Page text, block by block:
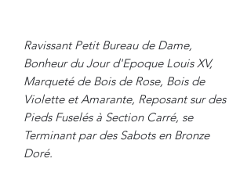
Ravissant Petit Bureau de Dame,
Bonheur du Jour d'Epoque Louis XV,
Marqueté de Bois de Rose, Bois de
Violette et Amarante, Reposant sur des
Pieds Fuselés à Section Carré, se
Terminant par des Sabots en Bronze
Doré.